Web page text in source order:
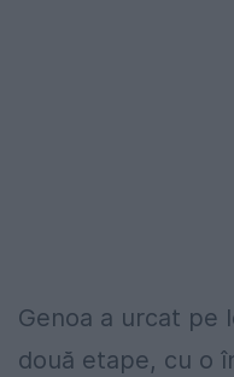
Genoa a urcat pe
două etape, cu o